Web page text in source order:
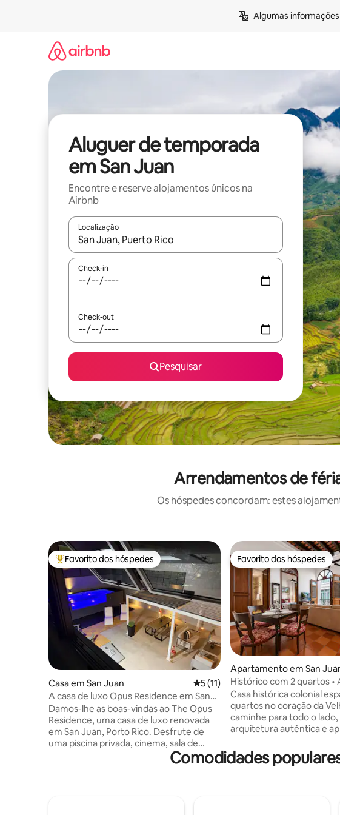
Algumas
Aluguer de temporada
em San Juan
Encontre e reserve alojamentos únicos na
Airbnb
Localização
Quando os resultados estiverem disponíveis, navegue com as
Check-in
Check-out
Pesquisar
Arrendamentos de
Os hóspedes concordam: estes
Favoritos dos hóspedes mais apreciados
Favorito dos hóspedes
Casa em San Juan Classificação média de 5 em 5
5 (11)
A casa de luxo Opus Residence em San
Juan
Damos-lhe as boas-vindas ao The Opus
Residence, uma casa de luxo renovada
em San Juan, Porto Rico. Desfrute de
uma piscina privada, cinema, sala de
jogos com mais de 20 mil jogos, Wi-Fi
rápido, check-in autónomo, 3 casas de
Favorito dos hóspedes
Favorito dos hóspedes
Apartamento em San
Histórico com 2 quartos •
o lado • Cama king
Casa histórica colonial
quartos no coração da
caminhe para todo o
arquitetura autêntica e
♦️ Caminhe até
noturna e locais históricos
Comodidades